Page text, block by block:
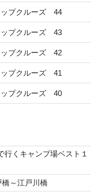
ップクルーズ 44
ップクルーズ 43
ップクルーズ 42
ップクルーズ 41
ップクルーズ 40
行くキャンプ場ベスト１
～江戸川橋